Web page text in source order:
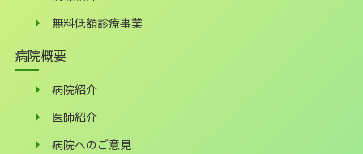
無料低額診療事業
病院概要
病院紹介
医師紹介
病院へのご意見